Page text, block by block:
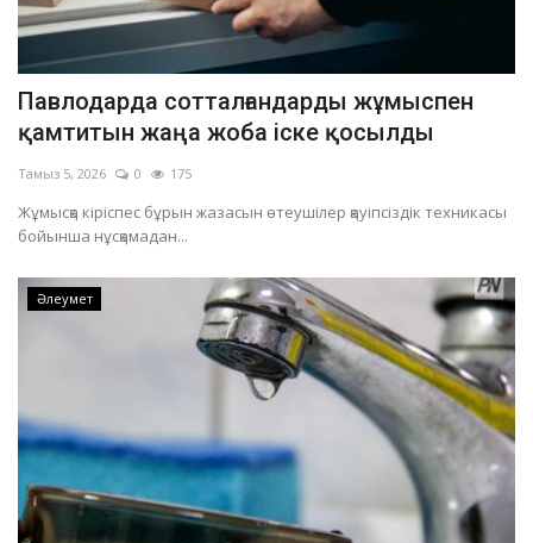
Павлодарда сотталғандарды жұмыспен
қамтитын жаңа жоба іске қосылды
Тамыз 5, 2026 0 175
Жұмысқа кіріспес бұрын жазасын өтеушілер қауіпсіздік техникасы
бойынша нұсқамадан...
Әлеумет